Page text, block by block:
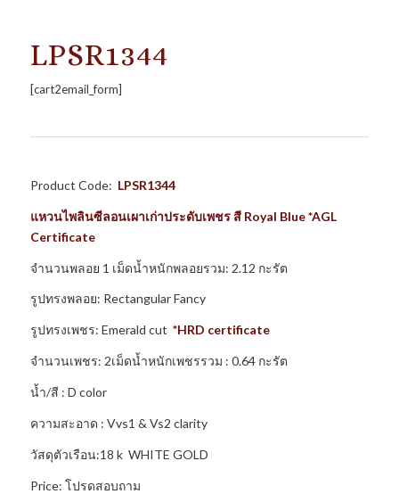
LPSR1344
[cart2email_form]
Product Code: LPSR1344
แหวนไพลินซีลอนเผาเก่าประดับเพชร สี Royal Blue *AGL
Certificate
จำนวนพลอย 1 เม็ดน้ำหนักพลอยรวม: 2.12 กะรัต
รูปทรงพลอย: Rectangular Fancy
รูปทรงเพชร: Emerald cut *HRD certificate
จำนวนเพชร: 2เม็ดน้ำหนักเพชรรวม : 0.64 กะรัต
น้ำ/สี : D color
ความสะอาด : Vvs1 & Vs2 clarity
วัสดุตัวเรือน:18 k WHITE GOLD
Price: โปรดสอบถาม